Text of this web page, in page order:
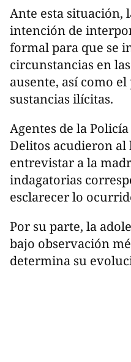
Ante esta situación,
intención de
formal para que se
circunstancias en
ausente, así como
sustancias ilícitas.
Agentes de la
Delitos acudieron al
entrevistar a la
indagatorias
esclarecer lo
Por su parte, la
bajo observación
determina su